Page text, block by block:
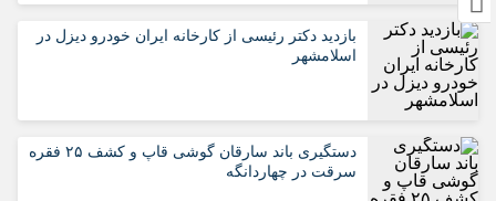
بازدید دکتر رئیسی از کارخانه ایران خودرو دیزل در
اسلامشهر
دستگیری باند سارقان گوشی قاپ و کشف ۲۵ فقره
سرقت در چهاردانگه